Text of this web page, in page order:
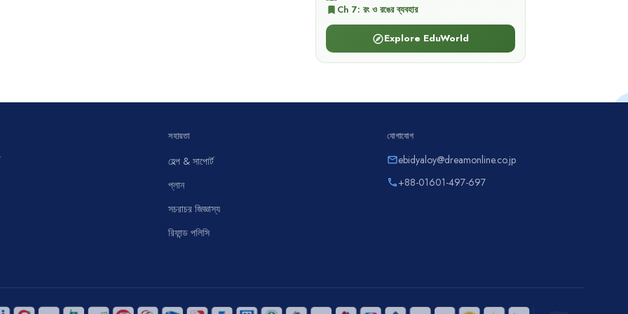
bookmark Ch 7: রং ও রঙের ব্যবহার
exploreExplore EduWorld
সহায়তা
হেল্প & সাপোর্ট
প্লান
সচরাচর জিজ্ঞাস্য
রিফান্ড পলিসি
যোগাযোগ
emailebidyaloy@dreamonline.co.jp
phone+88-01601-497-697